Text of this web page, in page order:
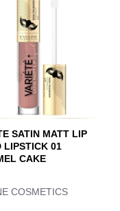
SATIN MATT LIP
LIPSTICK 01
CAKE
COSMETICS